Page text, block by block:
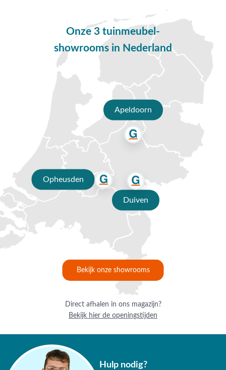
✔ 9.4/10 uit 19.500+ klantbeoordelingen
✔ Gratis verzending vanaf €50,-
✔ 3 fysieke showrooms
Onze 3 tuinmeubel-
showrooms in Nederland
Apeldoorn
Opheusden
Duiven
Bekijk onze showrooms
Direct afhalen in ons magazijn?
Bekijk hier de openingstijden
Hulp nodig?